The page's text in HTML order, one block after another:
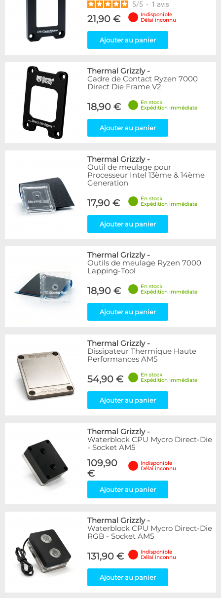
5/5 - 1 avis
21,90 €
Indisponible
Délai inconnu
Ajouter au panier
Thermal Grizzly-
Cadre de Contact Ryzen 7000
Direct Die Frame V2
18,90 €
En stock
Expédition immédiate
Ajouter au panier
Thermal Grizzly-
Outil de meulage pour
Processeur Intel 13ème & 14ème
Generation
17,90 €
En stock
Expédition immédiate
Ajouter au panier
Thermal Grizzly-
Outils de meulage Ryzen 7000
Lapping-Tool
18,90 €
En stock
Expédition immédiate
Ajouter au panier
Thermal Grizzly-
Dissipateur Thermique Haute
Performances AM5
54,90 €
En stock
Expédition immédiate
Ajouter au panier
Thermal Grizzly-
Waterblock CPU Mycro Direct-Die
- Socket AM5
109,90
€
Indisponible
Délai inconnu
Ajouter au panier
Thermal Grizzly-
Waterblock CPU Mycro Direct-Die
RGB - Socket AM5
131,90 €
Indisponible
Délai inconnu
Ajouter au panier